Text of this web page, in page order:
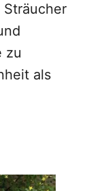
zu
als